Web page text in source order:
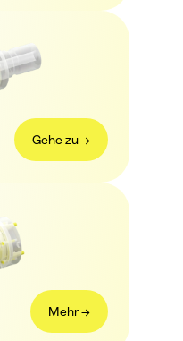
Gehe zu ->
Mehr ->